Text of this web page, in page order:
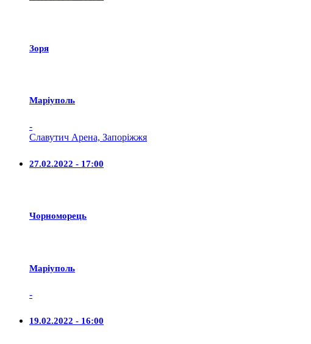
Зоря
Маріуполь
-
Славутич Арена, Запоріжжя
27.02.2022 - 17:00
Чорноморець
Маріуполь
-
19.02.2022 - 16:00